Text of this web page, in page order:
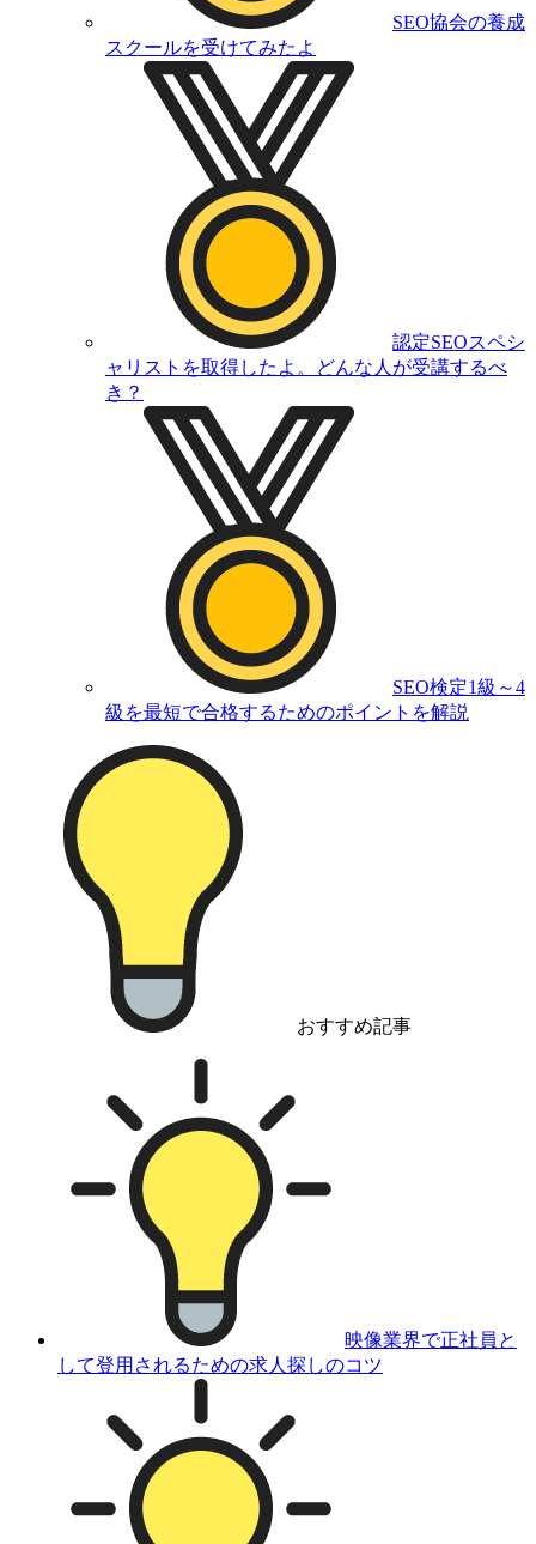
SEO協会の養成
スクールを受けてみたよ
認定SEOスペシ
ャリストを取得したよ。どんな人が受講するべ
き？
SEO検定1級～4
級を最短で合格するためのポイントを解説
おすすめ記事
映像業界で正社員と
して登用されるための求人探しのコツ